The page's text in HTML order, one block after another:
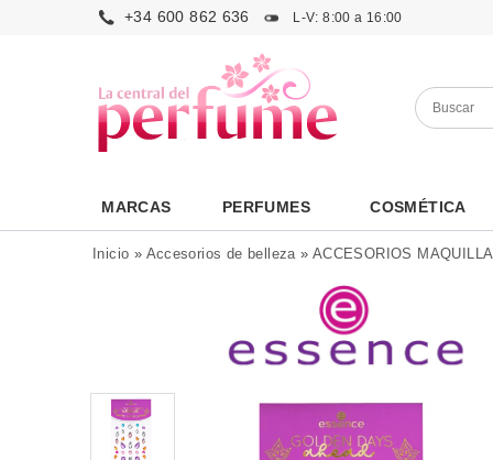
+34 600 862 636 L-V: 8:00 a 16:00
MARCAS PERFUMES COSMÉTICA
Inicio » Accesorios de belleza» ACCESORIOS